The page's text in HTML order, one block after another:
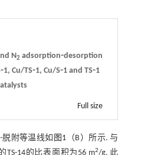
N2 adsorption⁃desorption
Cu/TS⁃1, Cu/S⁃1 and TS⁃1
Full size
附等温线如 图1 （B）所示. 与
TS-14的比表面积为56 m2/g. 此